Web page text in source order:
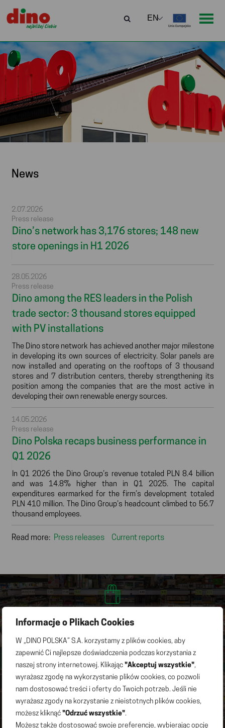
Informacje o Plikach Cookies
W „DINO POLSKA” S.A. korzystamy z plików cookies, aby
zapewnić Ci najlepsze doświadczenia podczas korzystania z
naszej strony internetowej. Klikając "Akceptuj wszystkie",
wyrażasz zgodę na wykorzystanie plików cookies, co pozwoli
nam dostosować treści i oferty do Twoich potrzeb. Jeśli nie
wyrażasz zgody na korzystanie z nieistotnych plików cookies,
możesz kliknąć "Odrzuć wszystkie".
Możesz także dostosować swoje preferencje, wybierając opcję
News
2.07.2026
Press release
Dino’s network has 3,176 stores; 148 new
store openings in H1 2026
28.05.2026
Press release
Dino among the RES leaders in the Polish
trade sector: 3 thousand stores equipped
with PV installations
The Dino store network has achieved another major milestone
in developing its own sources of electricity. Solar panels are
now installed and operating on the rooftops of 3 thousand
stores and 7 distribution centers, thereby strengthening its
position among the companies that are the most active in
developing their own renewable energy sources.
14.05.2026
Press release
Dino Polska recaps business performance in
Q1 2026
In Q1 2026 the Dino Group’s revenue totaled PLN 8.4 billion
and was 14.8% higher than in Q1 2025. The capital
expenditures earmarked for the firm’s development totaled
PLN 410 million. The Dino Group’s headcount climbed to 56.7
thousand employees.
Read more: Press releases Current reports
3,094
1,225 thousand m2
NET SALES AREA